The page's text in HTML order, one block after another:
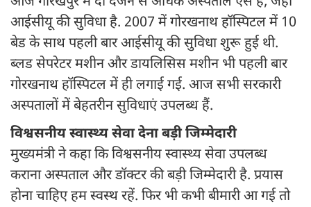
आईसीयू की सुविधा है. 2007 में गोरखनाथ हॉस्पिटल में 10
बेड के साथ पहली बार आईसीयू की सुविधा शुरू हुई थी.
ब्लड सेपरेटर मशीन और डायलिसिस मशीन भी पहली बार
गोरखनाथ हॉस्पिटल में ही लगाई गई. आज सभी सरकारी
अस्पतालों में बेहतरीन सुविधाएं उपलब्ध हैं.
विश्वसनीय स्वास्थ्य सेवा देना बड़ी जिम्मेदारी
मुख्यमंत्री ने कहा कि विश्वसनीय स्वास्थ्य सेवा उपलब्ध
कराना अस्पताल और डॉक्टर की बड़ी जिम्मेदारी है. प्रयास
होना चाहिए हम स्वस्थ रहें. फिर भी कभी बीमारी आ गई तो